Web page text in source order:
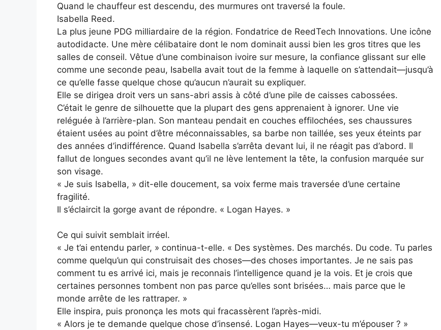
Quand le chauffeur est descendu, des murmures ont traversé la foule.
Isabella Reed.
La plus jeune PDG milliardaire de la région. Fondatrice de ReedTech Innovations. Une icône
autodidacte. Une mère célibataire dont le nom dominait aussi bien les gros titres que les
salles de conseil. Vêtue d’une combinaison ivoire sur mesure, la confiance glissant sur elle
comme une seconde peau, Isabella avait tout de la femme à laquelle on s’attendait—jusqu’à
ce qu’elle fasse quelque chose qu’aucun n’aurait su expliquer.
Elle se dirigea droit vers un sans-abri assis à côté d’une pile de caisses cabossées.
C’était le genre de silhouette que la plupart des gens apprenaient à ignorer. Une vie
reléguée à l’arrière-plan. Son manteau pendait en couches effilochées, ses chaussures
étaient usées au point d’être méconnaissables, sa barbe non taillée, ses yeux éteints par
des années d’indifférence. Quand Isabella s’arrêta devant lui, il ne réagit pas d’abord. Il
fallut de longues secondes avant qu’il ne lève lentement la tête, la confusion marquée sur
son visage.
« Je suis Isabella, » dit-elle doucement, sa voix ferme mais traversée d’une certaine
fragilité.
Il s’éclaircit la gorge avant de répondre. « Logan Hayes. »
Ce qui suivit semblait irréel.
« Je t’ai entendu parler, » continua-t-elle. « Des systèmes. Des marchés. Du code. Tu parles
comme quelqu’un qui construisait des choses—des choses importantes. Je ne sais pas
comment tu es arrivé ici, mais je reconnais l’intelligence quand je la vois. Et je crois que
certaines personnes tombent non pas parce qu’elles sont brisées… mais parce que le
monde arrête de les rattraper. »
Elle inspira, puis prononça les mots qui fracassèrent l’après-midi.
« Alors je te demande quelque chose d’insensé. Logan Hayes—veux-tu m’épouser ? »